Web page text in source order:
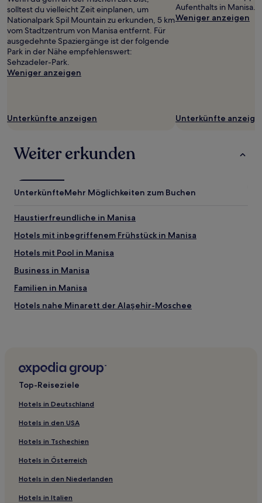
solltest du vielleicht Zeit einplanen, um
Nationalpark Spil Mountain zu erkunden, 5 km
vom Stadtzentrum von Manisa entfernt. Für
ausgedehnte Spaziergänge ist der folgende
Park in der Nähe empfehlenswert:
Sehzadeler-Park.
Weniger anzeigen
Unterkünfte anzeigen
Aufenthalts in Manisa.
Weniger anzeigen
Unterkünfte
Weiter erkunden
UnterkünfteMehr Möglichkeiten zum Buchen
Haustierfreundliche in Manisa
Hotels mit inbegriffenem Frühstück in Manisa
Hotels mit Pool in Manisa
Business in Manisa
Familien in Manisa
Hotels nahe Minarett der Alaşehir-Moschee
Hotels nahe Felsformationen von Yanıkyöre
Hotels nahe Bakir Station
Soma Hotels
Top-Reiseziele
Hotels in Deutschland
Hotels in den USA
Hotels in Tschechien
Hotels in Österreich
Hotels in den Niederlanden
Hotels in Italien